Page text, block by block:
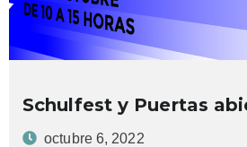
Schulfest y Puertas
octubre 6, 2022